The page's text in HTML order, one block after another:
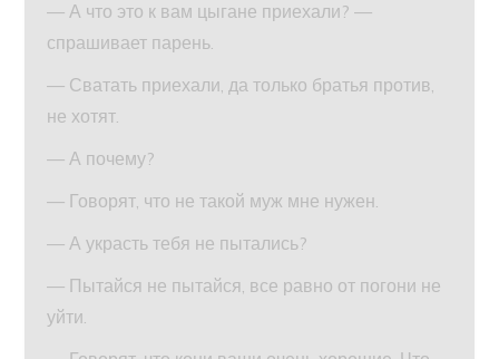
— А что это к вам цыгане приехали? —
спрашивает парень.
— Сватать приехали, да только братья против,
не хотят.
— А почему?
— Говорят, что не такой муж мне нужен.
— А украсть тебя не пытались?
— Пытайся не пытайся, все равно от погони не
уйти.